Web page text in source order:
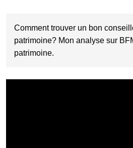
Comment trouver un bon
patrimoine? Mon analyse sur
patrimoine.